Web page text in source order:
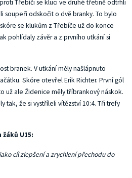
Třebíči se kluci ve druhé třetině odtrhli
soupeři odskočit o dvě branky. To bylo
se klukům z Třebíče už do konce
pohlídaly závěr a z prvního utkání si
branek. V utkání měly našlápnuto
Skóre otevřel Erik Richter. První gól
už ale Židenice měly tříbrankový náskok.
tak, že si vystříleli vítězství 10:4. Tři trefy
U15:
cíl zlepšení a zrychlení přechodu do